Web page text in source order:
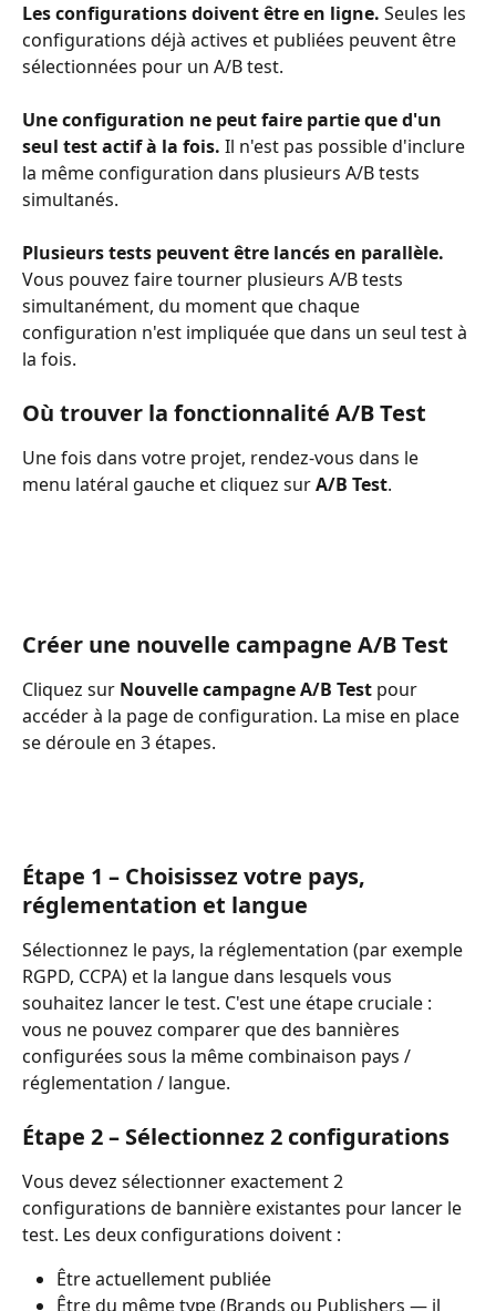
Les configurations doivent être en ligne. Seules les
configurations déjà actives et publiées peuvent être
sélectionnées pour un A/B test.
Une configuration ne peut faire partie que d'un
seul test actif à la fois. Il n'est pas possible d'inclure
la même configuration dans plusieurs A/B tests
simultanés.
Plusieurs tests peuvent être lancés en parallèle.
Vous pouvez faire tourner plusieurs A/B tests
simultanément, du moment que chaque
configuration n'est impliquée que dans un seul test à
la fois.
Où trouver la fonctionnalité A/B Test
Une fois dans votre projet, rendez-vous dans le
menu latéral gauche et cliquez sur A/B Test.
Créer une nouvelle campagne A/B Test
Cliquez sur Nouvelle campagne A/B Test pour
accéder à la page de configuration. La mise en place
se déroule en 3 étapes.
Étape 1 – Choisissez votre pays,
réglementation et langue
Sélectionnez le pays, la réglementation (par exemple
RGPD, CCPA) et la langue dans lesquels vous
souhaitez lancer le test. C'est une étape cruciale :
vous ne pouvez comparer que des bannières
configurées sous la même combinaison pays /
réglementation / langue.
Étape 2 – Sélectionnez 2 configurations
Vous devez sélectionner exactement 2
configurations de bannière existantes pour lancer le
test. Les deux configurations doivent :
Être actuellement publiée
Être du même type (Brands ou Publishers — il